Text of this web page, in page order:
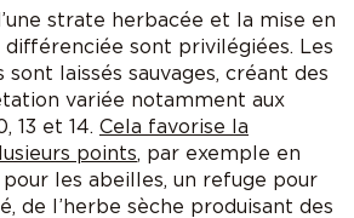
strate herbacée et la mise en
différenciée sont privilégiées. Les
sont laissés sauvages, créant des
variée notamment aux
13 et 14. Cela favorise la
points, par exemple en
les abeilles, un refuge pour
de l’herbe sèche produisant des